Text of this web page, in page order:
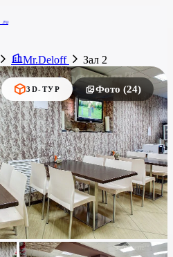
.ru
Mr.Deloff Зал 2
3D-ТУР Фото (24)